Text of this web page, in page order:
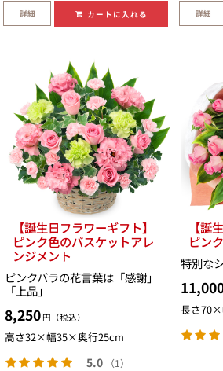
詳細 カートに入れる 詳細
【誕生日フラワーギフト】
ピンク色のバスケットアレ
ンジメント
ピンクバラの花言葉は「感謝」
「上品」
8,250 円（税込）
高さ32×幅35×奥行25cm
5.0 （1）
【誕
ピン
特別な
長さ